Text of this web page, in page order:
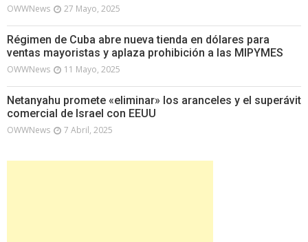
OWWNews 27 Mayo, 2025
Régimen de Cuba abre nueva tienda en dólares para
ventas mayoristas y aplaza prohibición a las MIPYMES
OWWNews 11 Mayo, 2025
Netanyahu promete «eliminar» los aranceles y el superávit
comercial de Israel con EEUU
OWWNews 7 Abril, 2025